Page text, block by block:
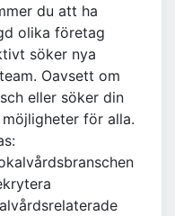
du att ha
olika företag
söker nya
Oavsett om
eller söker din
för alla.